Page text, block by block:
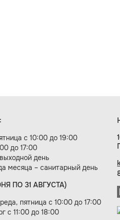
с 10:00 до 19:00
до 17:00
день
месяца – санитарный день
ПО 31 АВГУСТА)
пятница с 10:00 до 17:00
с 11:00 до 18:00
век»